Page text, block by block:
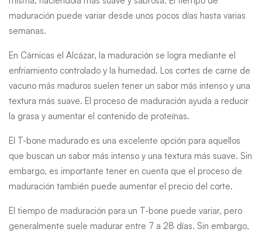
maduración puede variar desde unos pocos días hasta varias
semanas.
En Cárnicas el Alcázar, la maduración se logra mediante el
enfriamiento controlado y la humedad. Los cortes de carne de
vacuno más maduros suelen tener un sabor más intenso y una
textura más suave. El proceso de maduración ayuda a reducir
la grasa y aumentar el contenido de proteínas.
El T-bone madurado es una excelente opción para aquellos
que buscan un sabor más intenso y una textura más suave. Sin
embargo, es importante tener en cuenta que el proceso de
maduración también puede aumentar el precio del corte.
El tiempo de maduración para un T-bone puede variar, pero
generalmente suele madurar entre 7 a 28 días. Sin embargo,